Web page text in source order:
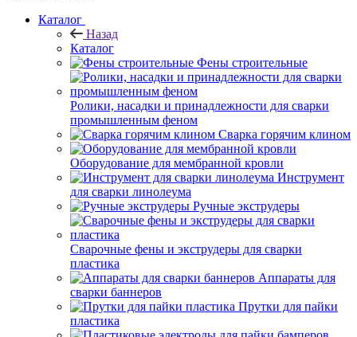
Каталог
Назад
Каталог
Фены строительные
Ролики, насадки и принадлежности для сварки
промышленным феном
Сварка горячим клином
Оборудование для мембранной кровли
Инструмент
для сварки линолеума
Ручные экструдеры
Сварочные фены и экструдеры для сварки
пластика
Аппараты для
сварки баннеров
Прутки для пайки
пластика